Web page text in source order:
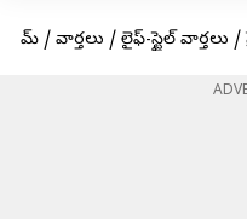
హోమ్ / వార్తలు / లైఫ్-స్టైల్ వార్తలు /